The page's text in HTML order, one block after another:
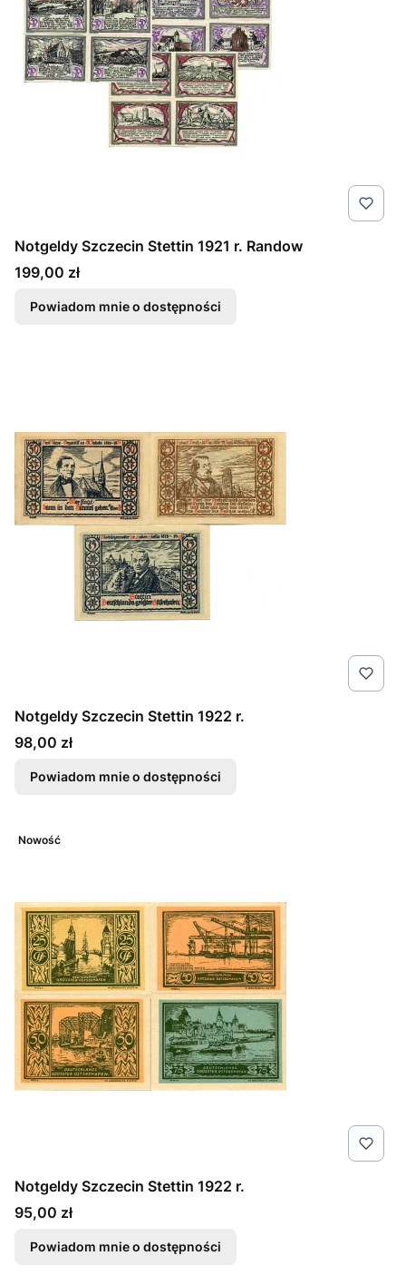
Notgeldy Szczecin Stettin 1921 r. Randow
Cena
199,00 zł
Powiadom mnie o dostępności
Notgeldy Szczecin Stettin 1922 r.
Cena
98,00 zł
Powiadom mnie o dostępności
Nowość
Notgeldy Szczecin Stettin 1922 r.
Cena
95,00 zł
Powiadom mnie o dostępności